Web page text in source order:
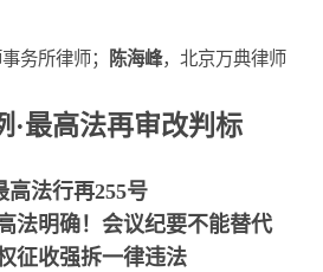
务所律师； 陈海峰，北京万典律师
·最高法再审改判标
高法行再255号
法明确！会议纪要不能替代
征收强拆一律违法